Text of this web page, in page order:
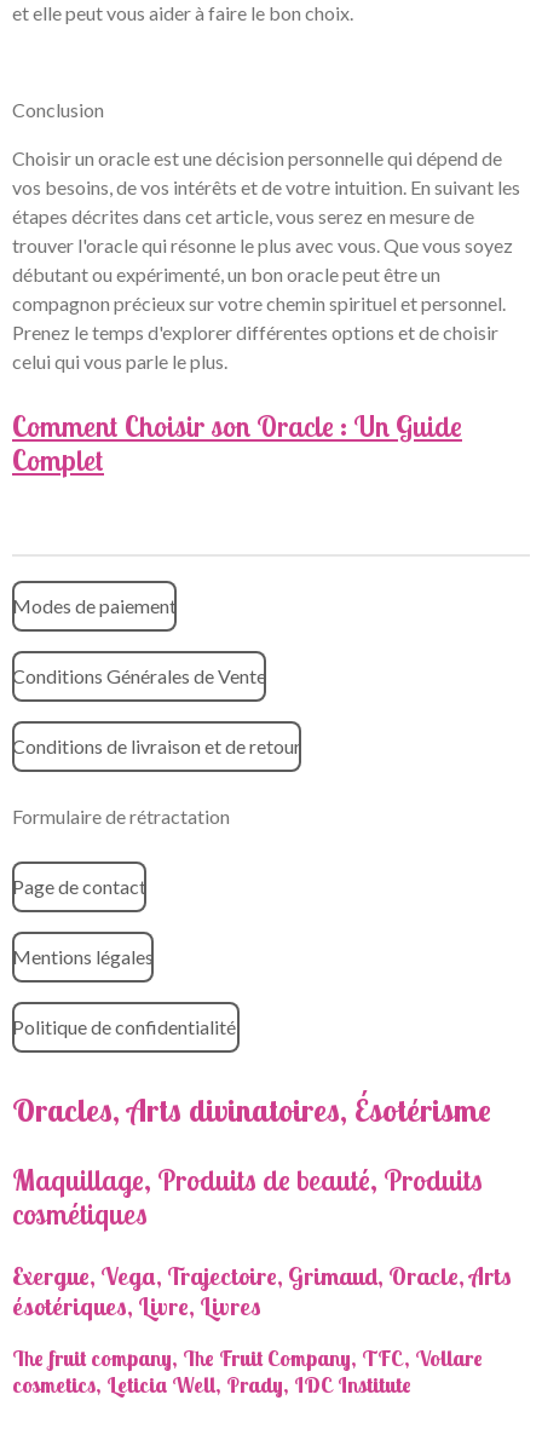
Conclusion
Choisir un oracle est une décision personnelle qui dépend de
vos besoins, de vos intérêts et de votre intuition. En suivant les
étapes décrites dans cet article, vous serez en mesure de
trouver l'oracle qui résonne le plus avec vous. Que vous soyez
débutant ou expérimenté, un bon oracle peut être un
compagnon précieux sur votre chemin spirituel et personnel.
Prenez le temps d'explorer différentes options et de choisir
celui qui vous parle le plus.
Comment Choisir son Oracle : Un Guide
Complet
Modes de paiement
Conditions Générales de Vente
Conditions de livraison et de retour
Formulaire de rétractation
Page de contact
Mentions légales
Politique de confidentialité
Oracles, Arts divinatoires, Ésotérisme
Maquillage, Produits de beauté, Produits
cosmétiques
Exergue, Vega, Trajectoire, Grimaud, Oracle, Arts
ésotériques, Livre, Livres
The fruit company, The Fruit Company, TFC, Vollare
cosmetics, Leticia Well, Prady, IDC Institute